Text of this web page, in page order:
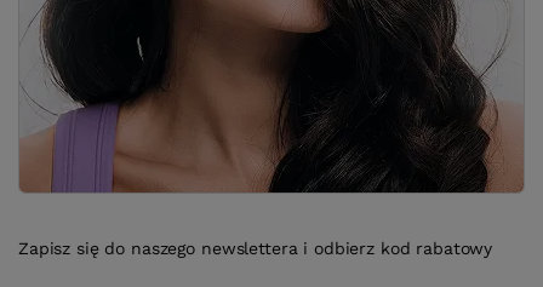
Zapisz się do naszego newslettera i odbierz kod rabatowy